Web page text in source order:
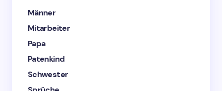
Männer
Mitarbeiter
Papa
Patenkind
Schwester